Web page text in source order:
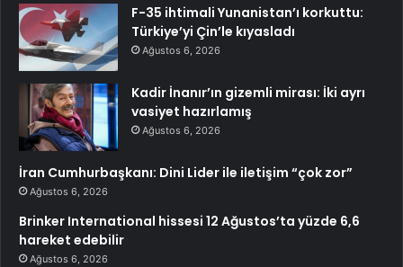
F-35 ihtimali Yunanistan’ı korkuttu:
Türkiye’yi Çin’le kıyasladı
Ağustos 6, 2026
Kadir İnanır’ın gizemli mirası: İki ayrı
vasiyet hazırlamış
Ağustos 6, 2026
İran Cumhurbaşkanı: Dini Lider ile iletişim “çok zor”
Ağustos 6, 2026
Brinker International hissesi 12 Ağustos’ta yüzde 6,6
hareket edebilir
Ağustos 6, 2026